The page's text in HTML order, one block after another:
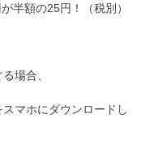
半額の25円！（税別）
場合、
マホにダウンロードし